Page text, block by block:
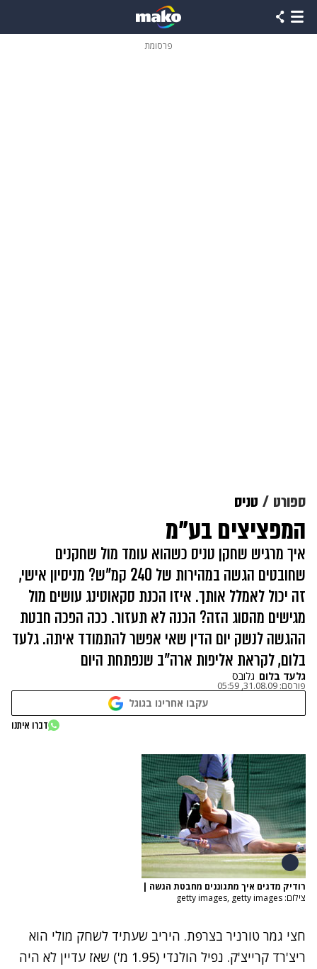
פרסומת
ספורט טניס
המפציצים בע"מ
איך מרגיש שחקן טניס כשהוא עומד מול שחקנים
שחובטים הגשה במהירות של 240 קמ"ש? מניסיון אישי,
זה יכול לאמלל אותך. איזו הכנת סקאוטינג עושים מול
מגישים מהסוג הזה? הכנה לא תעזור. ככה הפכה חבטת
ההגשה לנשק יום הדין שאי אפשר להתמודד איתה. גלעד
בלום, לקראת אליפות ארה"ב שנפתחת היום
גלעד בלום גלובס
פורסם: 31.08.09, 05:59
עקבו אחרינו בגוגל
דברו איתנו
רודיק מדגים איך מתגוננים מחבטת הגשה |
צילום: getty images, getty images
חצי גמר טורניר בצרפת. היריב שעתיד לשחק מולי הוא
ריצ'רד קרייצ'ק. נפיל הולנדי (1.95 מ') שאז עדיין לא היה